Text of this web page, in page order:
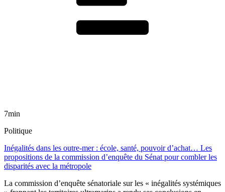
7min
Politique
Inégalités dans les outre-mer : école, santé, pouvoir d’achat… Les
propositions de la commission d’enquête du Sénat pour combler les
disparités avec la métropole
La commission d’enquête sénatoriale sur les « inégalités systémiques